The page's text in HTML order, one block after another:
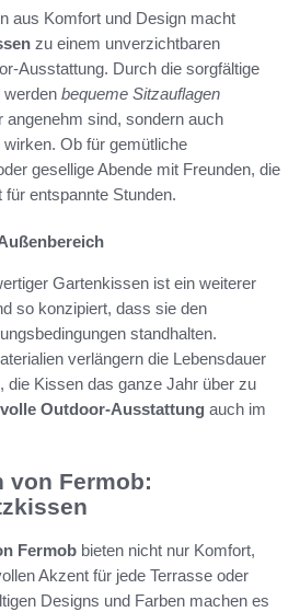
aus Komfort und Design macht
zu einem unverzichtbaren
Ausstattung. Durch die sorgfältige
werden bequeme Sitzauflagen
angenehm sind, sondern auch
Ob für gemütliche
gesellige Abende mit Freunden, die
entspannte Stunden.
Gartenkissen ist ein weiterer
so konzipiert, dass sie den
standhalten.
verlängern die Lebensdauer
die Kissen das ganze Jahr über zu
Outdoor-Ausstattung auch im
von Fermob:
Fermob bieten nicht nur Komfort,
Akzent für jede Terrasse oder
Designs und Farben machen es